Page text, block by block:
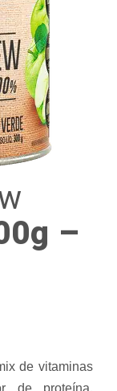
–
de vitaminas
de proteína,